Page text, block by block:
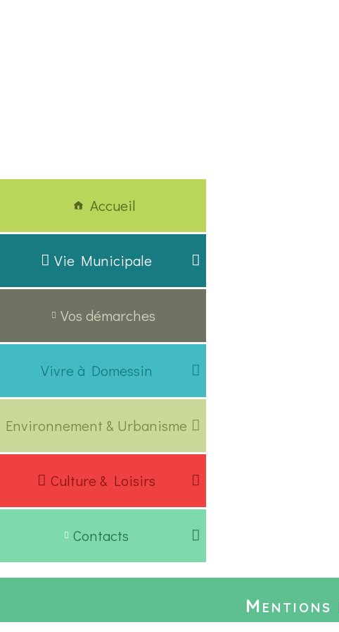
Accueil
Vie Municipale
Vos démarches
Vivre à Domessin
Environnement & Urbanisme
Culture & Loisirs
Contacts